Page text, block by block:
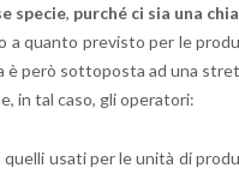
spe­cie, pur­ché ci sia una
a quan­to pre­vi­sto per le
è però sot­to­po­sta ad una
in tal caso, gli ope­ra­to­ri:
quel­li usati per le unità di